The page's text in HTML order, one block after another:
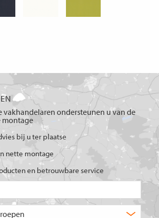
vakhandelaren ondersteunen u van de
montage
bij u ter plaatse
nette montage
en betrouwbare service